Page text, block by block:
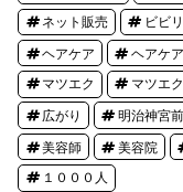
ネット販売 ビビ
ヘアケア ヘアケ
マツエク マツエ
広がり 明治神宮前
美容師 美容院
１０００人